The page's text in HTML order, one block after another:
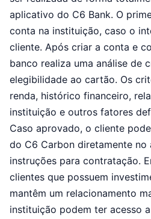
aplicativo do C6 Bank. O
conta na instituição, caso o
cliente. Após criar a conta e
banco realiza uma análise de
elegibilidade ao cartão. Os
renda, histórico financeiro,
instituição e outros fatores
Caso aprovado, o cliente
do C6 Carbon diretamente no
instruções para contratação.
clientes que possuem
mantêm um relacionamento
instituição podem ter acesso